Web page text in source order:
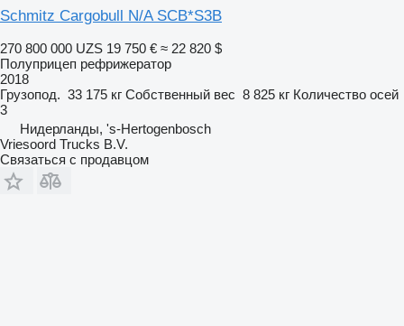
Schmitz Cargobull N/A SCB*S3B
270 800 000 UZS 19 750 € ≈ 22 820 $
Полуприцеп рефрижератор
2018
Грузопод. 33 175 кг Собственный вес 8 825 кг Количество осей
3
Нидерланды, 's-Hertogenbosch
Vriesoord Trucks B.V.
Связаться с продавцом